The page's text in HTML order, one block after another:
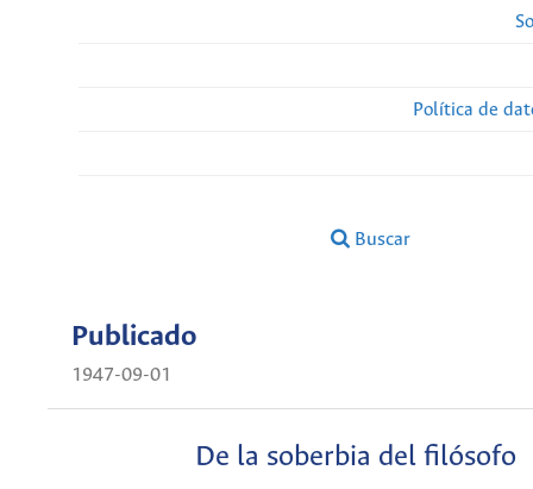
Política de
Buscar
Publicado
1947-09-01
De la soberbia del filósofo